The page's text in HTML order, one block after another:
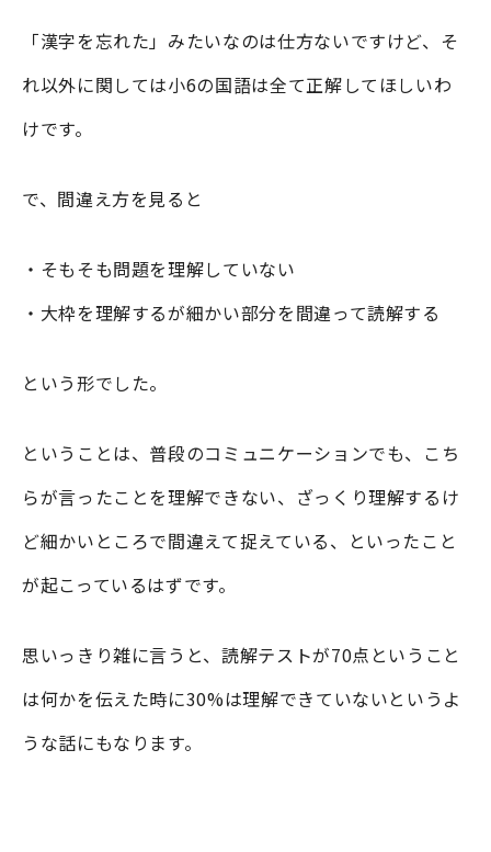
「漢字を忘れた」みたいなのは仕方ないですけど、そ
れ以外に関しては小6の国語は全て正解してほしいわ
けです。
で、間違え方を見ると
・そもそも問題を理解していない
・大枠を理解するが細かい部分を間違って読解する
という形でした。
ということは、普段のコミュニケーションでも、こち
らが言ったことを理解できない、ざっくり理解するけ
ど細かいところで間違えて捉えている、といったこと
が起こっているはずです。
思いっきり雑に言うと、読解テストが70点ということ
は何かを伝えた時に30%は理解できていないというよ
うな話にもなります。